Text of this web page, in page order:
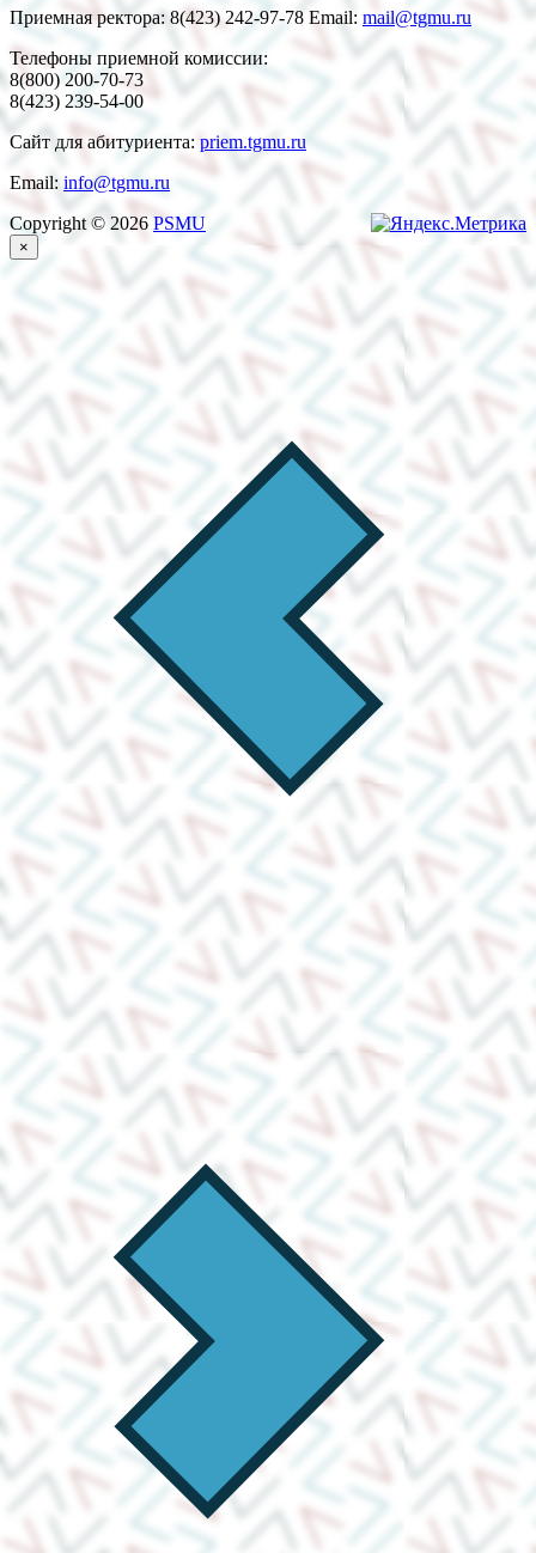
Приемная ректора: 8(423) 242-97-78 Email: mail@tgmu.ru
Телефоны приемной комиссии:
8(800) 200-70-73
8(423) 239-54-00
Сайт для абитуриента: priem.tgmu.ru
Email: info@tgmu.ru
Copyright © 2026 PSMU
×